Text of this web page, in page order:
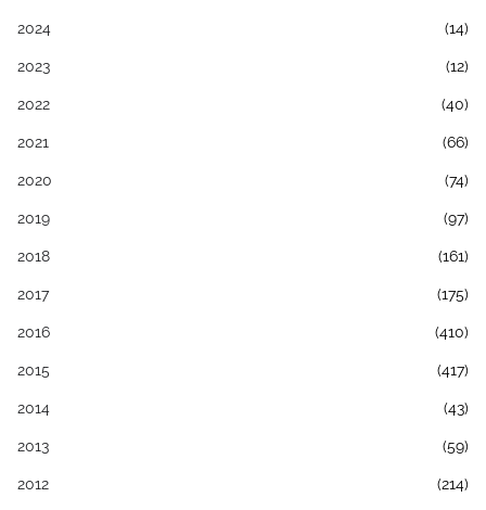
2024 (14)
2023 (12)
2022 (40)
2021 (66)
2020 (74)
2019 (97)
2018 (161)
2017 (175)
2016 (410)
2015 (417)
2014 (43)
2013 (59)
2012 (214)